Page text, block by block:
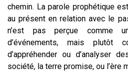
chemin. La parole prophétique
au présent en relation avec le
n’est pas perçue comme
d’événements, mais plutôt
d’appréhender ou d’analyser
société, la terre promise, ou l’ère